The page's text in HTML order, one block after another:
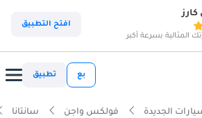
المثالية بسرعة أكبر
افتح التطبيق
بع تطبيق
الجديدة فولكس واجن سانتانا